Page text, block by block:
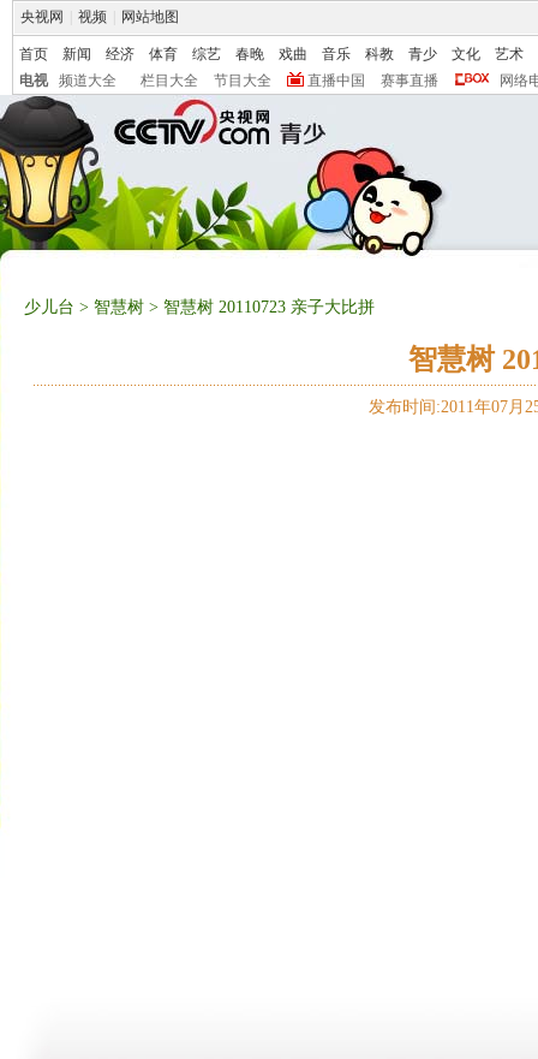
央视网 视频 网站地图
首页 新闻 经济 体育 综艺 春晚 戏曲 音乐 科教 青少 文化
艺术
电视
频道大全 栏目大全 节目大全 直播中国 赛事直播 网络
少儿台 > 智慧树 > 智慧树 20110723 亲子大比拼
智慧树
发布时间:2011年07月